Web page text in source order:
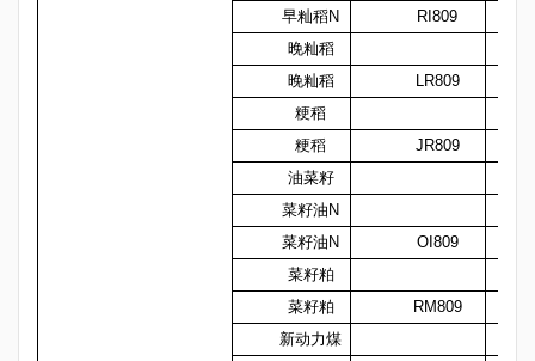
早籼稻N
RI809
晚籼稻
晚籼稻
LR809
粳稻
粳稻
JR809
油菜籽
菜籽油N
菜籽油N
OI809
菜籽粕
菜籽粕
RM809
新动力煤